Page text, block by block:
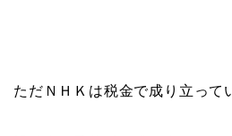
ただＮＨＫは税金で成り立って